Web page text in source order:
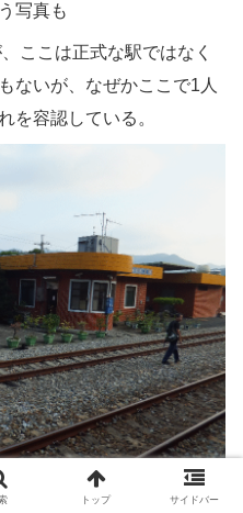
写真も
ここは正式な駅ではなく
ないが、なぜかここで1人
を容認している。
トップ サイドバー